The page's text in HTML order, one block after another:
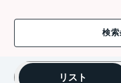
検索
リスト